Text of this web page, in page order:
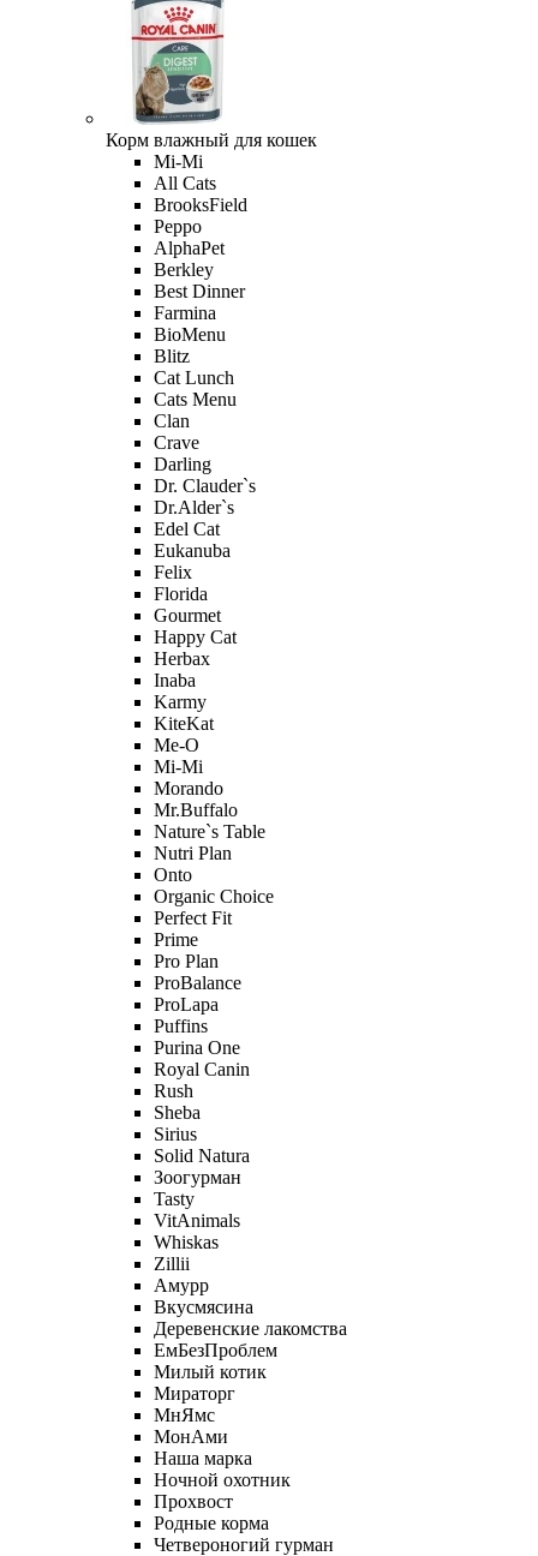
Корм влажный для кошек
Mi-Мi
All Cats
BrooksField
Peppo
AlphaPet
Berkley
Best Dinner
Farmina
BioMenu
Blitz
Cat Lunch
Cats Menu
Clan
Crave
Darling
Dr. Clauder`s
Dr.Alder`s
Edel Cat
Eukanuba
Felix
Florida
Gourmet
Happy Cat
Herbax
Inaba
Karmy
KiteKat
Me-O
Mi-Мi
Morando
Mr.Buffalo
Nature`s Table
Nutri Plan
Onto
Organic Сhoice
Perfect Fit
Prime
Pro Plan
ProBalance
ProLapa
Puffins
Purina One
Royal Canin
Rush
Sheba
Sirius
Solid Natura
Зоогурман
Tasty
VitAnimals
Whiskas
Zillii
Амурр
Вкусмясина
Деревенские лакомства
ЕмБезПроблем
Милый котик
Мираторг
МнЯмс
МонАми
Наша марка
Ночной охотник
Прохвост
Родные корма
Четвероногий гурман